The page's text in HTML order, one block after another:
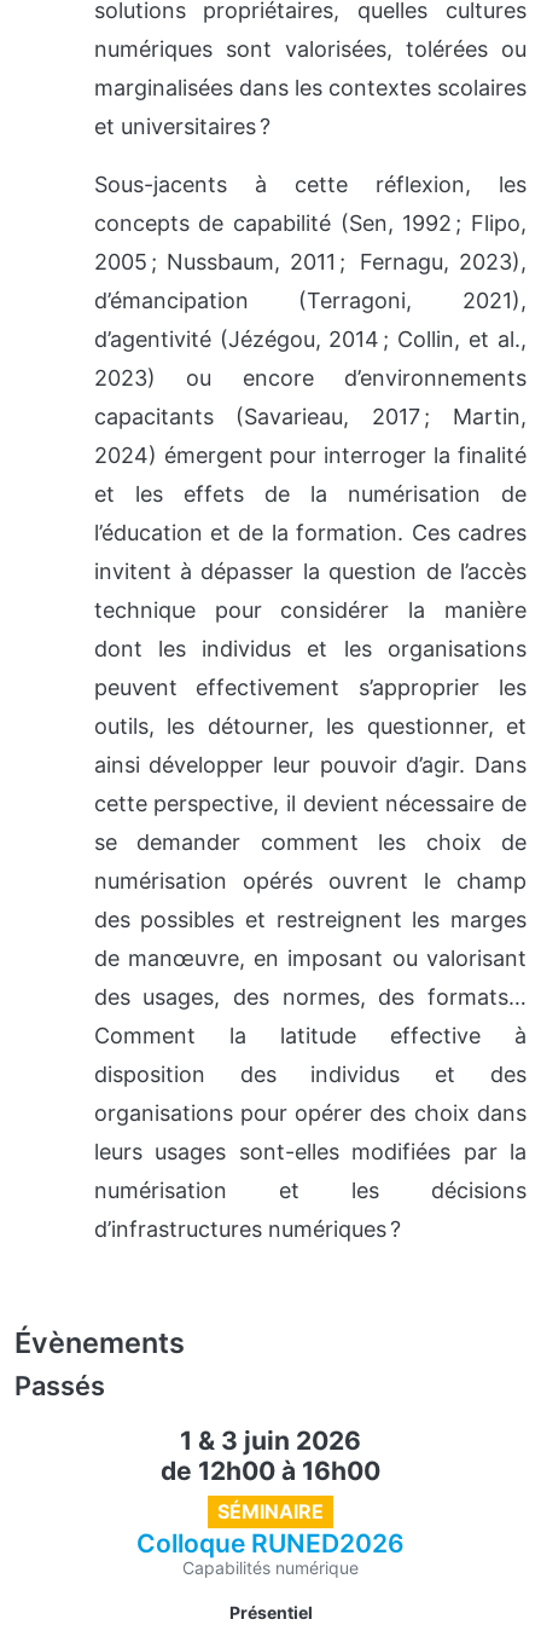
solutions propriétaires, quelles cultures
numériques sont valorisées, tolérées ou
marginalisées dans les contextes scolaires
et universitaires ?
Sous-jacents à cette réflexion, les
concepts de capabilité (Sen, 1992 ; Flipo,
2005 ; Nussbaum, 2011 ; Fernagu, 2023),
d’émancipation (Terragoni, 2021),
d’agentivité (Jézégou, 2014 ; Collin, et al.,
2023) ou encore d’environnements
capacitants (Savarieau, 2017 ; Martin,
2024) émergent pour interroger la finalité
et les effets de la numérisation de
l’éducation et de la formation. Ces cadres
invitent à dépasser la question de l’accès
technique pour considérer la manière
dont les individus et les organisations
peuvent effectivement s’approprier les
outils, les détourner, les questionner, et
ainsi développer leur pouvoir d’agir. Dans
cette perspective, il devient nécessaire de
se demander comment les choix de
numérisation opérés ouvrent le champ
des possibles et restreignent les marges
de manœuvre, en imposant ou valorisant
des usages, des normes, des formats…
Comment la latitude effective à
disposition des individus et des
organisations pour opérer des choix dans
leurs usages sont-elles modifiées par la
numérisation et les décisions
d’infrastructures numériques ?
Évènements
Passés
1 & 3 juin 2026
de 12h00 à 16h00
SÉMINAIRE
Colloque RUNED2026
Capabilités numérique
Présentiel